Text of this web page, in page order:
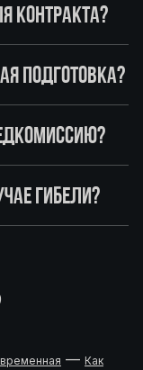
КОНТРАКТА?
ПОДГОТОВКА?
ГИБЕЛИ?
— Как